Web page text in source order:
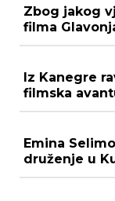
Zbog jakog
filma
Iz Kanegre
filmska
Emina
druženje u